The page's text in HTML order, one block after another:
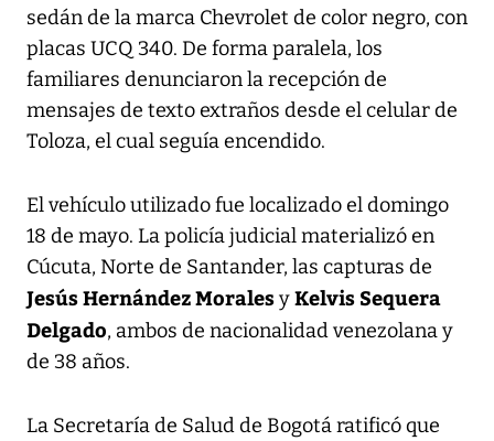
sedán de la marca Chevrolet de color negro, con
placas UCQ 340. De forma paralela, los
familiares denunciaron la recepción de
mensajes de texto extraños desde el celular de
Toloza, el cual seguía encendido.
El vehículo utilizado fue localizado el domingo
18 de mayo. La policía judicial materializó en
Cúcuta, Norte de Santander, las capturas de
Jesús Hernández MoralesyKelvis Sequera
Delgado, ambos de nacionalidad venezolana y
de 38 años.
La Secretaría de Salud de Bogotá ratificó que